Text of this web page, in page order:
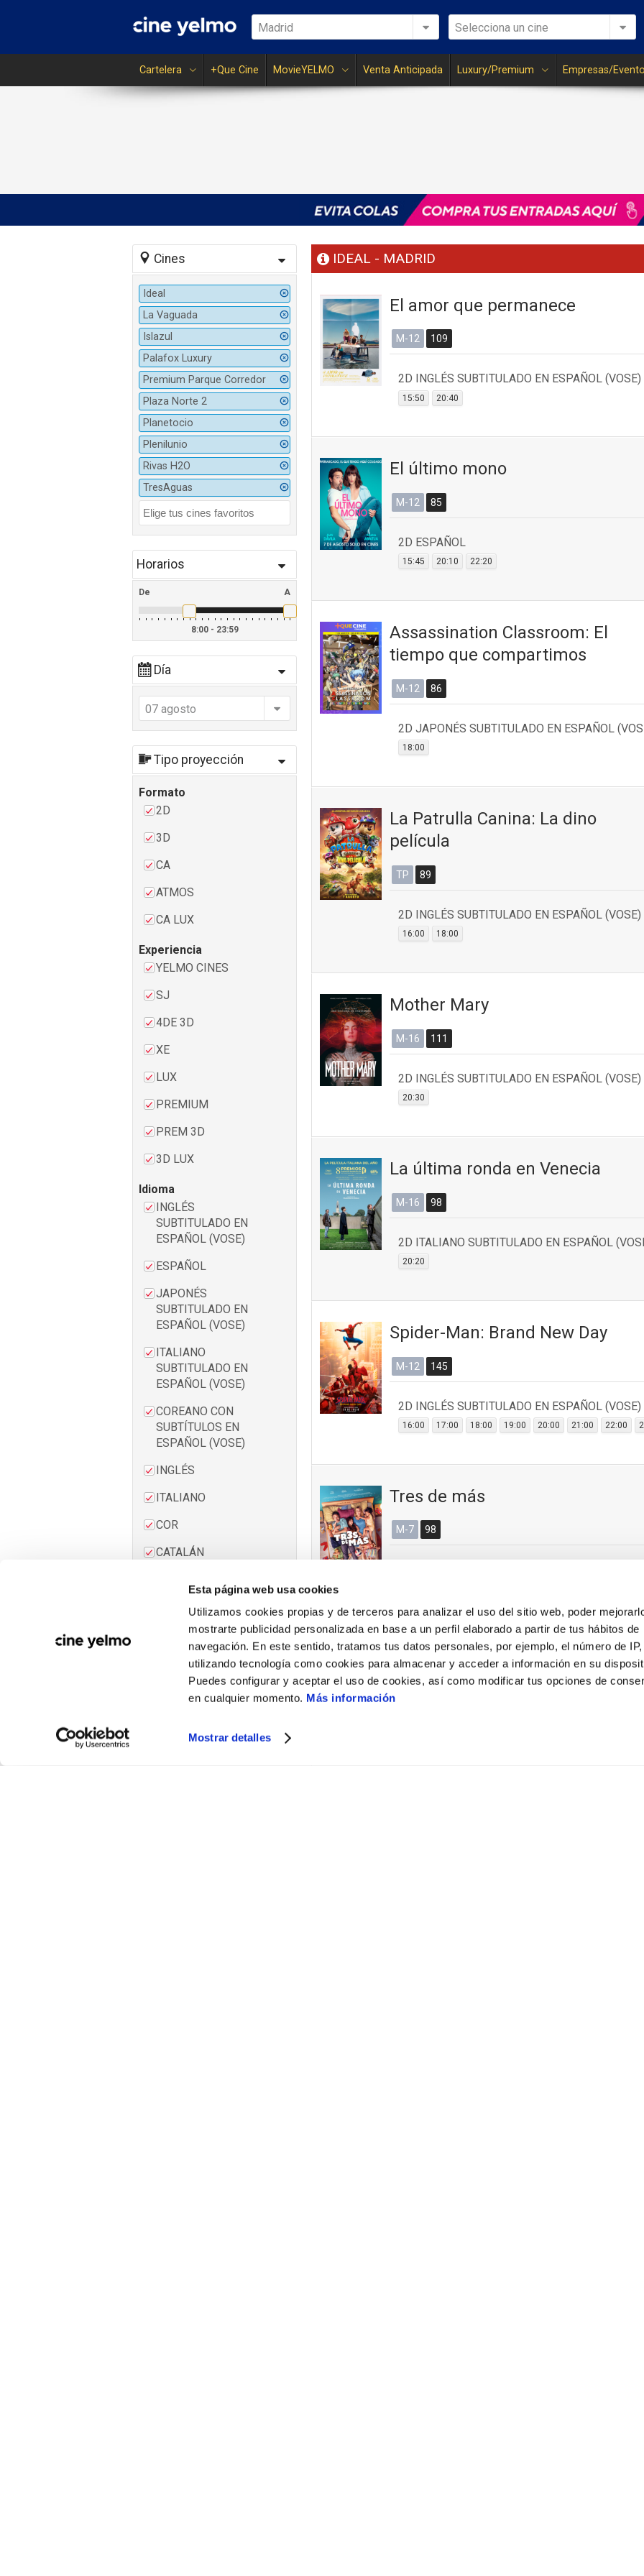
Esta página web usa cookies
Utilizamos cookies propias y de terceros para analizar el uso del sitio web, poder
mostrarte publicidad personalizada en base a un perfil elaborado a partir de tus hábitos de
navegación. En este sentido, tratamos tus datos personales, por ejemplo, el número de IP,
utilizando tecnología como cookies para almacenar y acceder a información en su
Puedes configurar y aceptar el uso de cookies, así como modificar tus opciones de
en cualquier momento. Más información
Mostrar detalles
Madrid Selecciona un cine
Cartelera +Que Cine MovieYELMO Venta Anticipada Luxury/Premium Empresas/
Cines
Ideal
La Vaguada
Islazul
Palafox Luxury
Premium Parque Corredor
Plaza Norte 2
Planetocio
Plenilunio
Rivas H2O
TresAguas
Horarios
De A
8:00 - 23:59
Día
07 agosto
Tipo proyección
Formato
2D
3D
CA
ATMOS
CA LUX
Experiencia
YELMO CINES
SJ
4DE 3D
XE
LUX
PREMIUM
PREM 3D
3D LUX
Idioma
INGLÉS
SUBTITULADO EN
ESPAÑOL (VOSE)
ESPAÑOL
JAPONÉS
SUBTITULADO EN
ESPAÑOL (VOSE)
ITALIANO
SUBTITULADO EN
ESPAÑOL (VOSE)
COREANO CON
SUBTÍTULOS EN
ESPAÑOL (VOSE)
INGLÉS
ITALIANO
COR
CATALÁN
ESPAÑOL (VOSE)
FRANCÉS
SUBTITULADO EN
ESPAÑOL (VOSE)
ALEMÁN
SUBTITULADO EN
ESPAÑOL (VOSE)
IDEAL - MADRID
El amor que permanece
M-12 109
2D INGLÉS SUBTITULADO EN ESPAÑOL (VOSE)
15:50 20:40
El último mono
M-12 85
2D ESPAÑOL
15:45 20:10 22:20
Assassination Classroom: El
tiempo que compartimos
M-12 86
2D JAPONÉS SUBTITULADO EN ESPAÑOL
18:00
La Patrulla Canina: La dino
película
TP 89
2D INGLÉS SUBTITULADO EN ESPAÑOL (VOSE)
16:00 18:00
Mother Mary
M-16 111
2D INGLÉS SUBTITULADO EN ESPAÑOL (VOSE)
20:30
La última ronda en Venecia
M-16 98
2D ITALIANO SUBTITULADO EN ESPAÑOL
20:20
Spider-Man: Brand New Day
M-12 145
2D INGLÉS SUBTITULADO EN ESPAÑOL (VOSE)
16:00 17:00 18:00 19:00 20:00 21:00 22:00
Tres de más
M-7 98
La odisea